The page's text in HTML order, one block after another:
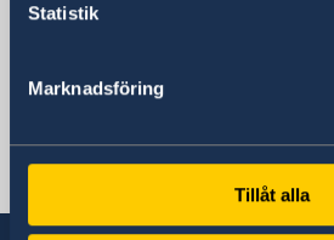
Statistik
Marknadsföring
Tillåt alla
Rue du Lac Neuchâtel
Tunis, Tunisien
Telefonnummer
+216 71 121 300
E-postadress
ambassaden.tunis@gov.se